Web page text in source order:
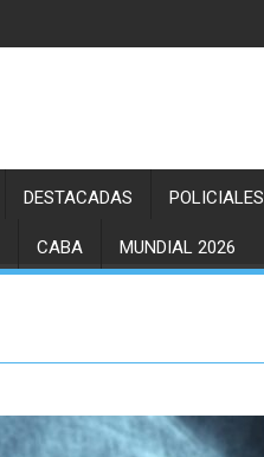
DESTACADAS POLICIALES
CABA MUNDIAL 2026